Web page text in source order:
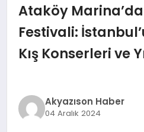
SPOR
YAŞAM
Ataköy
Festivali:
Kış Konserleri ve
Akyazıson Haber
04 Aralık 2024